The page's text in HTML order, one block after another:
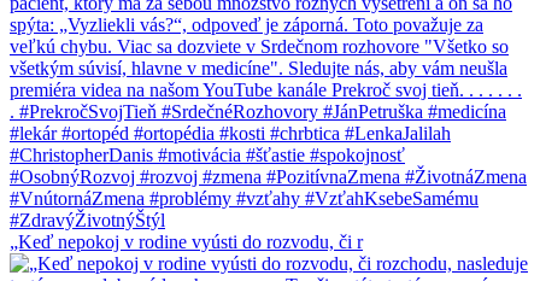
„Keď nepokoj v rodine vyústi do rozvodu, či r